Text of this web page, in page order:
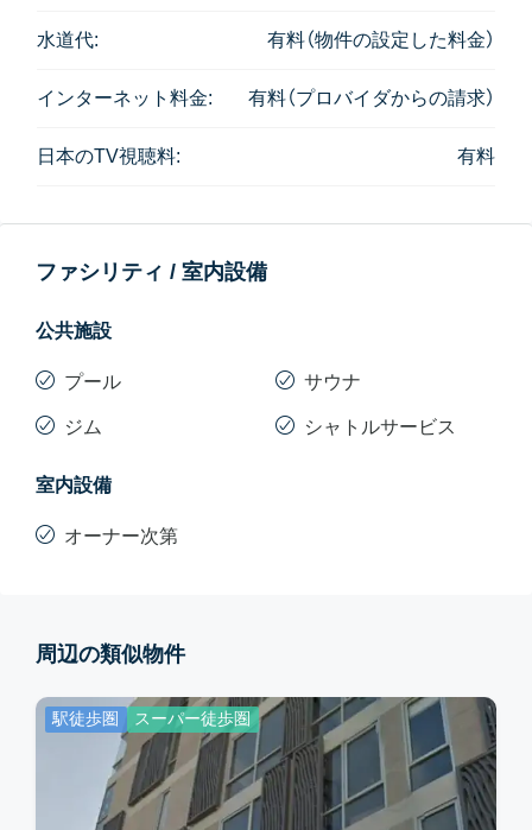
水道代: 有料（物件の設定した料金）
インターネット料金: 有料（プロバイダからの請求）
日本のTV視聴料: 有料
ファシリティ / 室内設備
公共施設
プール
ジム
サウナ
シャトルサービス
室内設備
オーナー次第
周辺の類似物件
駅徒歩圏 スーパー徒歩圏